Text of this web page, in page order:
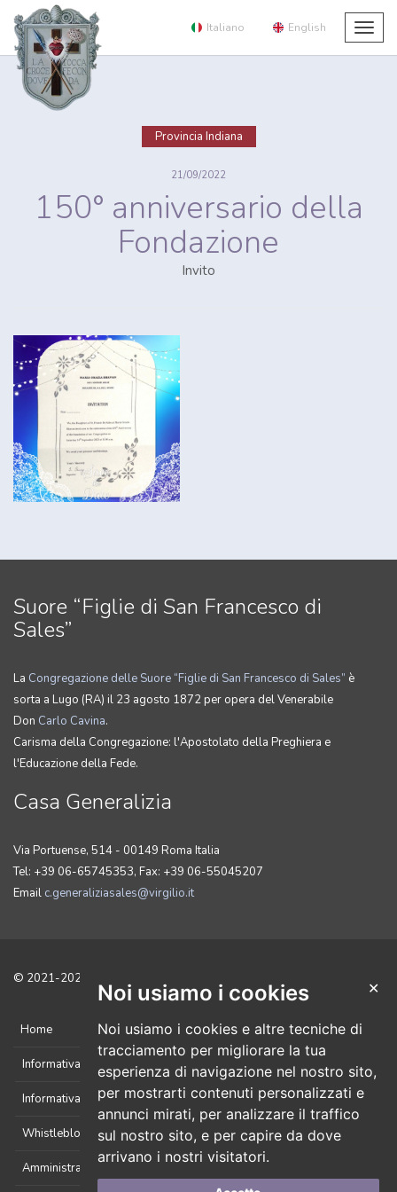
✕
Noi usiamo i cookies
Noi usiamo i cookies e altre tecniche di
tracciamento per migliorare la tua
esperienza di navigazione nel nostro sito,
per mostrarti contenuti personalizzati e
annunci mirati, per analizzare il traffico
sul nostro sito, e per capire da dove
arrivano i nostri visitatori.
Italiano English
Provincia Indiana
21/09/2022
150° anniversario della
Fondazione
Invito
Suore “Figlie di San Francesco di
Sales”
La Congregazione delle Suore “Figlie di San Francesco di Sales” è
sorta a Lugo (RA) il 23 agosto 1872 per opera del Venerabile
Don Carlo Cavina.
Carisma della Congregazione: l'Apostolato della Preghiera e
l'Educazione della Fede.
Casa Generalizia
Via Portuense, 514 - 00149 Roma Italia
Tel: +39 06-65745353, Fax: +39 06-55045207
Email c.generaliziasales@virgilio.it
© 2021-2025 Tutti i diritti sono riservati. Sviluppato da
Home
Informativa Cookie
Informativa Privacy
Whistleblowing
Amministrazione Trasparente